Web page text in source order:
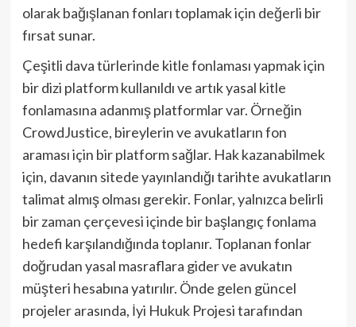
olarak bağışlanan fonları toplamak için değerli bir
fırsat sunar.
Çeşitli dava türlerinde kitle fonlaması yapmak için
bir dizi platform kullanıldı ve artık yasal kitle
fonlamasına adanmış platformlar var. Örneğin
CrowdJustice, bireylerin ve avukatların fon
araması için bir platform sağlar. Hak kazanabilmek
için, davanın sitede yayınlandığı tarihte avukatların
talimat almış olması gerekir. Fonlar, yalnızca belirli
bir zaman çerçevesi içinde bir başlangıç ​​fonlama
hedefi karşılandığında toplanır. Toplanan fonlar
doğrudan yasal masraflara gider ve avukatın
müşteri hesabına yatırılır. Önde gelen güncel
projeler arasında, İyi Hukuk Projesi tarafından